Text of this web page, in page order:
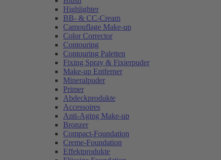
Highlighter
BB- & CC-Cream
Camouflage Make-up
Color Corrector
Contouring
Contouring Paletten
Fixing Spray & Fixierpuder
Make-up Entferner
Mineralpuder
Primer
Abdeckprodukte
Accessoires
Anti-Aging Make-up
Bronzer
Compact-Foundation
Creme-Foundation
Effektprodukte